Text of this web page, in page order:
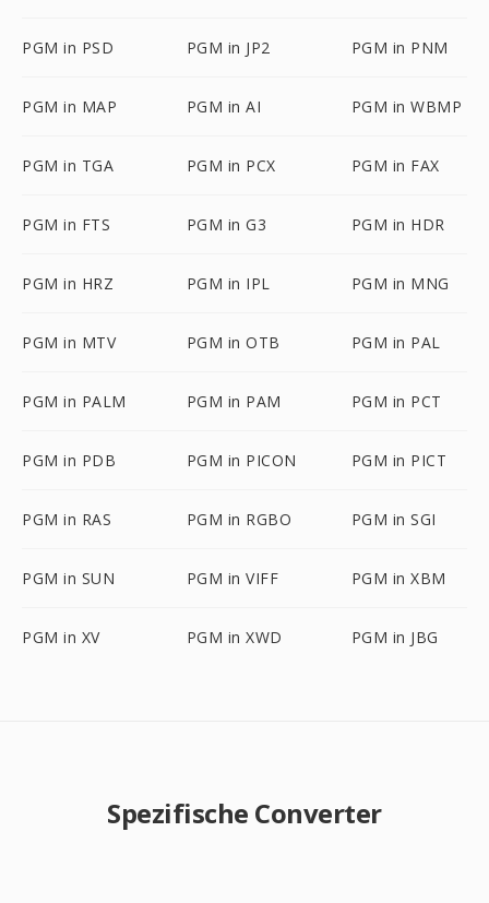
PGM in PSD PGM in JP2 PGM in PNM
PGM in MAP PGM in AI PGM in WBMP
PGM in TGA PGM in PCX PGM in FAX
PGM in FTS PGM in G3 PGM in HDR
PGM in HRZ PGM in IPL PGM in MNG
PGM in MTV PGM in OTB PGM in PAL
PGM in PALM PGM in PAM PGM in PCT
PGM in PDB PGM in PICON PGM in PICT
PGM in RAS PGM in RGBO PGM in SGI
PGM in SUN PGM in VIFF PGM in XBM
PGM in XV PGM in XWD PGM in JBG
Spezifische Converter